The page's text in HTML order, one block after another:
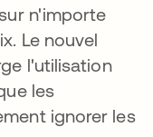
n'importe
Le nouvel
l'utilisation
les
ignorer les